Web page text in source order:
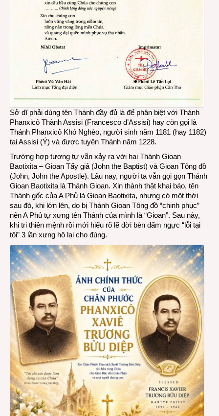
Sở dĩ phải dùng tên Thánh đầy đủ là để phân biệt với Thánh
Phanxicô Thành Assisi (Francesco d’Assisi) hay còn gọi là
Thánh Phanxicô Khó Nghèo, người sinh năm 1181 (hay 1182)
tại Assisi (Ý) và được tuyên Thánh năm 1228.
Trường hợp tương tự vẫn xảy ra với hai Thánh Gioan
Baotixita – Gioan Tẩy giả (John the Baptist) và Gioan Tông đồ
(John, John the Apostle). Lâu nay, người ta vẫn gọi gọn Thánh
Gioan Baotixita là Thánh Gioan. Xin thành thật khai báo, tên
Thánh gốc của A Phủ là Gioan Baotixita, nhưng có một thời
sau đó, khi lớn lên, do bị Thánh Gioan Tông đồ “chinh phục”
nên A Phủ tự xưng tên Thánh của mình là “Gioan”. Sau này,
khi tri thiên mệnh rồi mới hiểu rõ lẽ đời bèn đấm ngực “lỗi tại
tôi” 3 lần xưng hô lại cho đúng.